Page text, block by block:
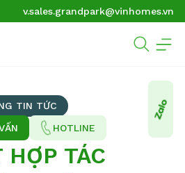
v.sales.grandpark@vinhomes.vn
TIN TỨC
HỢP TÁC
HOTLINE